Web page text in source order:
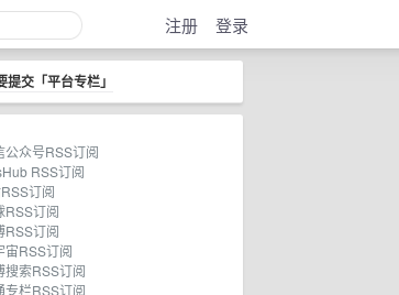
注册 登录
提交「平台专栏」
公众号RSS订阅
RSS订阅
订阅
RSS订阅
RSS订阅
宙RSS订阅
搜索RSS订阅
专栏RSS订阅